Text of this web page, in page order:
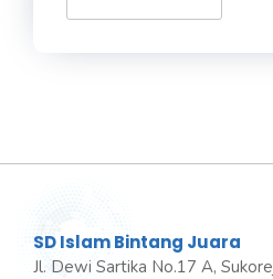
SD Islam Bintang Juara
Jl. Dewi Sartika No.17 A,